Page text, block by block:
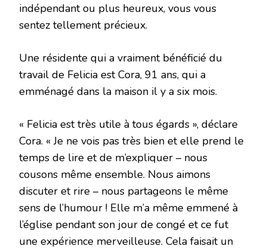
indépendant ou plus heureux, vous vous
sentez tellement précieux.
Une résidente qui a vraiment bénéficié du
travail de Felicia est Cora, 91 ans, qui a
emménagé dans la maison il y a six mois.
« Felicia est très utile à tous égards », déclare
Cora. « Je ne vois pas très bien et elle prend le
temps de lire et de m’expliquer – nous
cousons même ensemble. Nous aimons
discuter et rire – nous partageons le même
sens de l’humour ! Elle m’a même emmené à
l’église pendant son jour de congé et ce fut
une expérience merveilleuse. Cela faisait un